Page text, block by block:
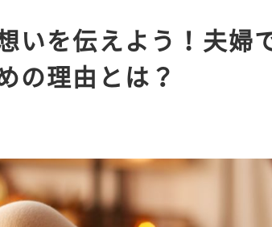
いを伝えよう！夫婦
の理由とは？